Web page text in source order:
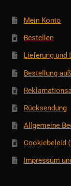
Mein Konto
Bestellen
Lieferung und
Bestellung
Rücksendung
Allgemeine
Cookiebeleid
Impressum